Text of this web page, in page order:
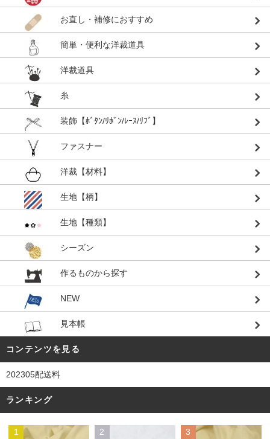
お直し・補修におすすめ
簡単・便利な洋裁道具
洋裁道具
糸
装飾【ﾎﾞﾀﾝ/ﾘﾎﾞﾝ/ﾚｰｽ/ﾘﾌﾞ】
ファスナー
洋裁【材料】
生地【柄】
生地【種類】
シーズン
作るものから探す
NEW
見本帳
コンテンツを見る
202305配送料
ランキング
1 2 3